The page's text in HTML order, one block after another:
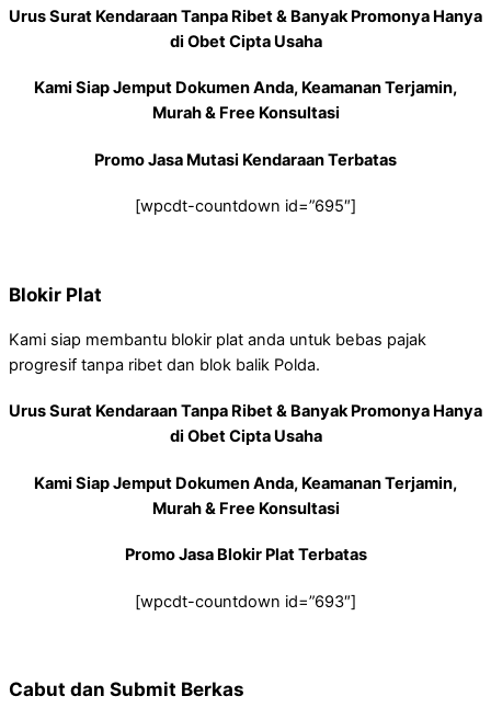
Urus Surat Kendaraan Tanpa Ribet & Banyak Promonya Hanya
di Obet Cipta Usaha
Kami Siap Jemput Dokumen Anda, Keamanan Terjamin,
Murah & Free Konsultasi
Promo Jasa Mutasi Kendaraan Terbatas
[wpcdt-countdown id=”695″]
Blokir Plat
Kami siap membantu blokir plat anda untuk bebas pajak
progresif tanpa ribet dan blok balik Polda.
Urus Surat Kendaraan Tanpa Ribet & Banyak Promonya Hanya
di Obet Cipta Usaha
Kami Siap Jemput Dokumen Anda, Keamanan Terjamin,
Murah & Free Konsultasi
Promo Jasa Blokir Plat Terbatas
[wpcdt-countdown id=”693″]
Cabut dan Submit Berkas